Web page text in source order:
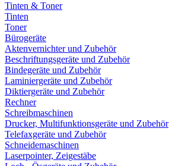
Tinten & Toner
Tinten
Toner
Bürogeräte
Aktenvernichter und Zubehör
Beschriftungsgeräte und Zubehör
Bindegeräte und Zubehör
Laminiergeräte und Zubehör
Diktiergeräte und Zubehör
Rechner
Schreibmaschinen
Drucker, Multifunktionsgeräte und Zubehör
Telefaxgeräte und Zubehör
Schneidemaschinen
Laserpointer, Zeigestäbe